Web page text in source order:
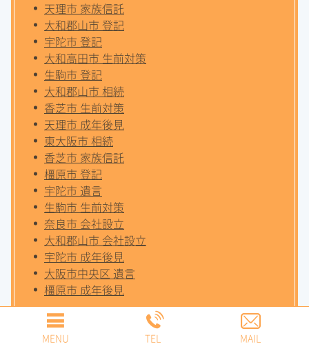
天理市 家族信託
大和郡山市 登記
宇陀市 登記
大和高田市 生前対策
生駒市 登記
大和郡山市 相続
香芝市 生前対策
天理市 成年後見
東大阪市 相続
香芝市 家族信託
橿原市 登記
宇陀市 遺言
生駒市 生前対策
奈良市 会社設立
大和郡山市 会社設立
宇陀市 成年後見
大阪市中央区 遺言
橿原市 成年後見
MENU TEL MAIL